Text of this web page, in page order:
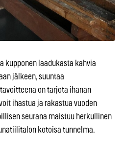
kupponen laadukasta kahvia
jälkeen, suuntaa
on tarjota ihanan
ihastua ja rakastua vuoden
seurana maistuu herkullinen
kotoisa tunnelma.